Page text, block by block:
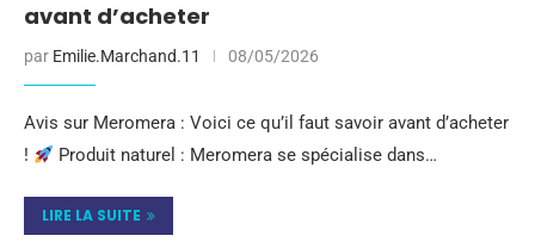
avant d’acheter
par Emilie.Marchand.11 08/05/2026
Avis sur Meromera : Voici ce qu’il faut savoir avant d’acheter
!
Produit naturel : Meromera se spécialise dans…
LIRE LA SUITE